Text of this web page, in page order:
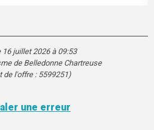
16 juillet 2026 à 09:53
de Belledonne Chartreuse
de l'offre :5599251)
une erreur